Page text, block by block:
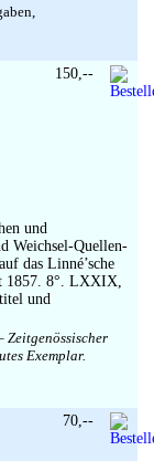
und
Weichsel-Quellen-
das Linné’sche
1857. 8°. LXXIX,
und
Zeitgenössischer
Exemplar.
150,--
70,--